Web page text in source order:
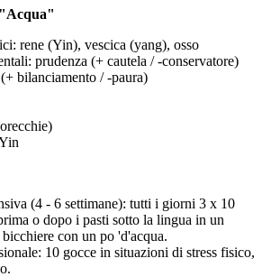
rene (Yin), vescica (yang), osso
prudenza (+ cautela / -conservatore)
bilanciamento / -paura)
(4 - 6 settimane): tutti i giorni 3 x 10
o dopo i pasti sotto la lingua in un
con un po 'd'acqua.
10 gocce in situazioni di stress fisico,